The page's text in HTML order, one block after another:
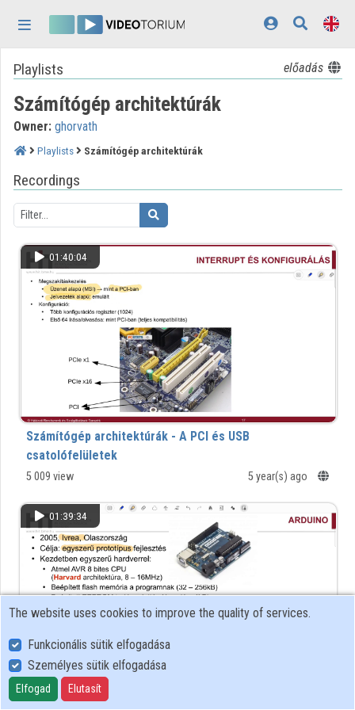
Home
Log In
Discovery
Playlists
Contributors
Appearance:light
Playlists előadás
Számítógép architektúrák
Owner: ghorvath
Playlists Számítógép architektúrák
Recordings
01:40:04
Számítógép architektúrák - A PCI és USB
csatolófelületek
5 009 view 5 year(s) ago
01:39:34
Számítógép Architektúrák - Ajtónyitó megvalósítása
The website uses cookies to improve the quality of services.
Funkcionális sütik elfogadása
Személyes sütik elfogadása
Elfogad Elutasít